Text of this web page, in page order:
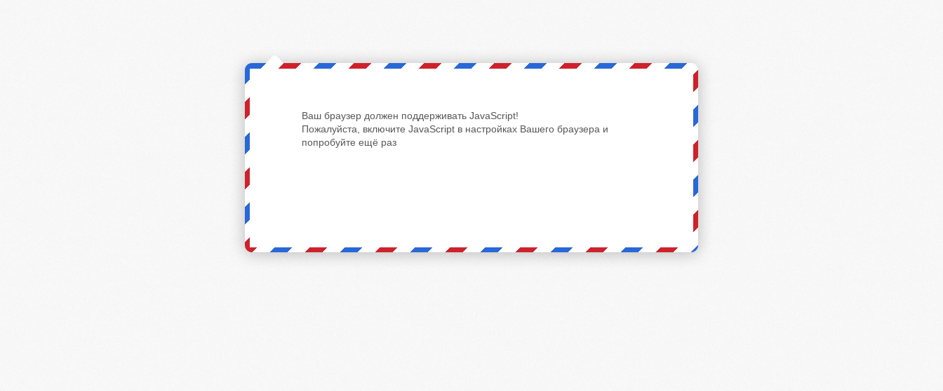
Ваш браузер должен поддерживать JavaScript!
Пожалуйста, включите JavaScript в настройках Вашего браузера и
попробуйте ещё раз